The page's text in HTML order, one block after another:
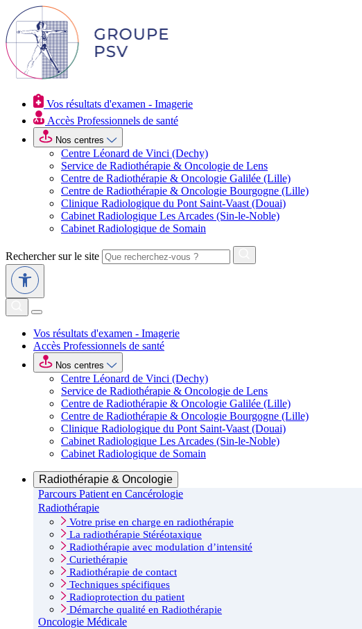
Vos résultats d'examen - Imagerie
Accès Professionnels de santé
Nos centres
Centre Léonard de Vinci (Dechy)
Service de Radiothérapie & Oncologie de Lens
Centre de Radiothérapie & Oncologie Galilée (Lille)
Centre de Radiothérapie & Oncologie Bourgogne (Lille)
Clinique Radiologique du Pont Saint-Vaast (Douai)
Cabinet Radiologique Les Arcades (Sin-le-Noble)
Cabinet Radiologique de Somain
Rechercher sur le site
Vos résultats d'examen - Imagerie
Accès Professionnels de santé
Nos centres
Centre Léonard de Vinci (Dechy)
Service de Radiothérapie & Oncologie de Lens
Centre de Radiothérapie & Oncologie Galilée (Lille)
Centre de Radiothérapie & Oncologie Bourgogne (Lille)
Clinique Radiologique du Pont Saint-Vaast (Douai)
Cabinet Radiologique Les Arcades (Sin-le-Noble)
Cabinet Radiologique de Somain
Radiothérapie & Oncologie
Parcours Patient en Cancérologie
Radiothérapie
Votre prise en charge en radiothérapie
La radiothérapie Stéréotaxique
Radiothérapie avec modulation d’intensité
Curiethérapie
Radiothérapie de contact
Techniques spécifiques
Radioprotection du patient
Démarche qualité en Radiothérapie
Oncologie Médicale